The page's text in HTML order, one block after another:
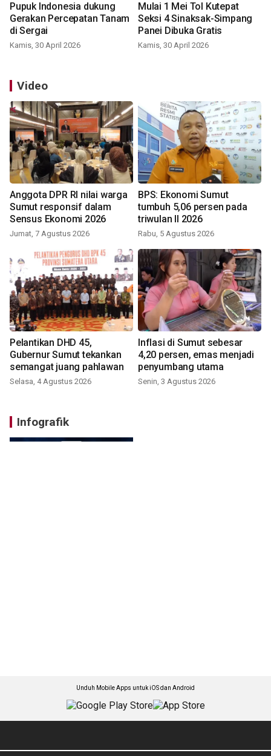
Pupuk Indonesia dukung
Gerakan Percepatan Tanam
di Sergai
Kamis, 30 April 2026
Mulai 1 Mei Tol Kutepat
Seksi 4 Sinaksak-Simpang
Panei Dibuka Gratis
Kamis, 30 April 2026
Video
Anggota DPR RI nilai warga
Sumut responsif dalam
Sensus Ekonomi 2026
Jumat, 7 Agustus 2026
BPS: Ekonomi Sumut
tumbuh 5,06 persen pada
triwulan II 2026
Rabu, 5 Agustus 2026
Pelantikan DHD 45,
Gubernur Sumut tekankan
semangat juang pahlawan
Selasa, 4 Agustus 2026
Inflasi di Sumut sebesar
4,20 persen, emas menjadi
penyumbang utama
Senin, 3 Agustus 2026
Infografik
Unduh Mobile Apps untuk iOS dan Android